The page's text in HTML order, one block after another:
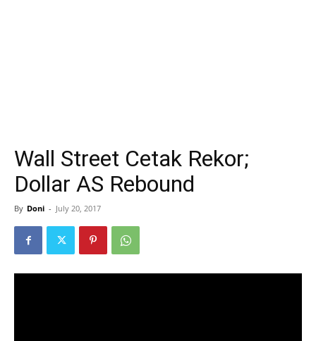
Wall Street Cetak Rekor;
Dollar AS Rebound
By Doni - July 20, 2017